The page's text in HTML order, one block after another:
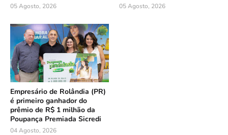
05 Agosto, 2026 05 Agosto, 2026
Empresário de Rolândia (PR)
é primeiro ganhador do
prêmio de R$ 1 milhão da
Poupança Premiada Sicredi
04 Agosto, 2026